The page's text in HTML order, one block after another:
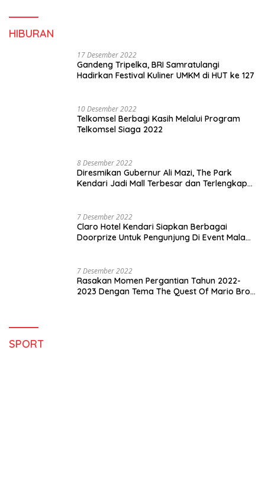
HIBURAN
17 Desember 2022
Gandeng Tripelka, BRI Samratulangi
Hadirkan Festival Kuliner UMKM di HUT ke 127
10 Desember 2022
Telkomsel Berbagi Kasih Melalui Program
Telkomsel Siaga 2022
8 Desember 2022
Diresmikan Gubernur Ali Mazi, The Park
Kendari Jadi Mall Terbesar dan Terlengkap
7 Desember 2022
Claro Hotel Kendari Siapkan Berbagai
Doorprize Untuk Pengunjung Di Event Malam
7 Desember 2022
Rasakan Momen Pergantian Tahun 2022-
2023 Dengan Tema The Quest Of Mario Bros
SPORT